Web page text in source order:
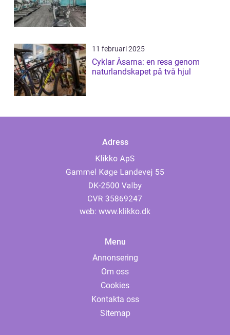
11 februari 2025
Cyklar Åsarna: en resa genom
naturlandskapet på två hjul
Adress
web: www.klikko.dk
Menu
Annonsering
Om oss
Cookies
Kontakta oss
Sitemap